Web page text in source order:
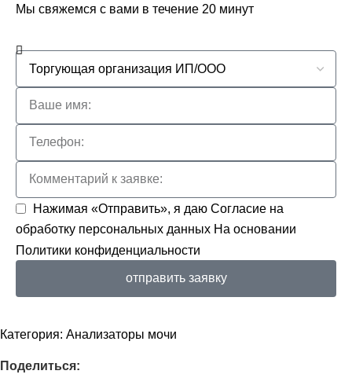
Мы свяжемся с вами в течение 20 минут
Нажимая «Отправить», я даю Согласие на
обработку персональных данных На основании
Политики конфиденциальности
отправить заявку
Категория: Анализаторы мочи
Поделиться: